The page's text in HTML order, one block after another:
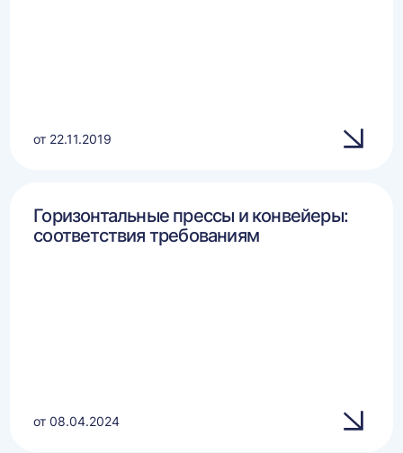
от 22.11.2019
Горизонтальные прессы и конвейеры:
соответствия требованиям
от 08.04.2024